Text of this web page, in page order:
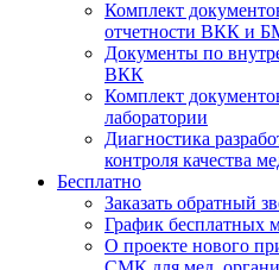
Комплект
отчетности ВКК и
Документы по
ВКК
Комплект
лаборатории
Диагностика
контроля качества
Бесплатно
Заказать обратный
График бесплатных
О проекте нового